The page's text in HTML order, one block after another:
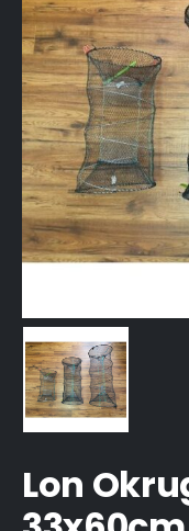
Lon